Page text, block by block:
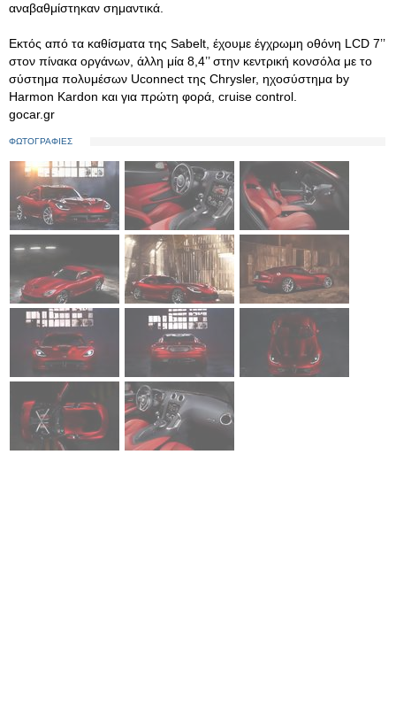
αναβαθμίστηκαν σημαντικά.
Εκτός από τα καθίσματα της Sabelt, έχουμε έγχρωμη οθόνη LCD 7’’
στον πίνακα οργάνων, άλλη μία 8,4’’ στην κεντρική κονσόλα με το
σύστημα πολυμέσων Uconnect της Chrysler, ηχοσύστημα by
Harmon Kardon και για πρώτη φορά, cruise control.
gocar.gr
ΦΩΤΟΓΡΑΦΙΕΣ